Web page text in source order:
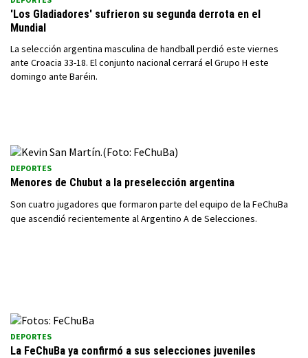
'Los Gladiadores' sufrieron su segunda derrota en el
Mundial
La selección argentina masculina de handball perdió este viernes
ante Croacia 33-18. El conjunto nacional cerrará el Grupo H este
domingo ante Baréin.
DEPORTES
Menores de Chubut a la preselección argentina
Son cuatro jugadores que formaron parte del equipo de la FeChuBa
que ascendió recientemente al Argentino A de Selecciones.
DEPORTES
La FeChuBa ya confirmó a sus selecciones juveniles